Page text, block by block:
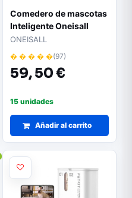
Comedero de mascotas
Inteligente Oneisall
PF08/ 5L/ Control
ONEISALL
� � � � �(97)
59,50 €
15 unidades
Añadir al carrito